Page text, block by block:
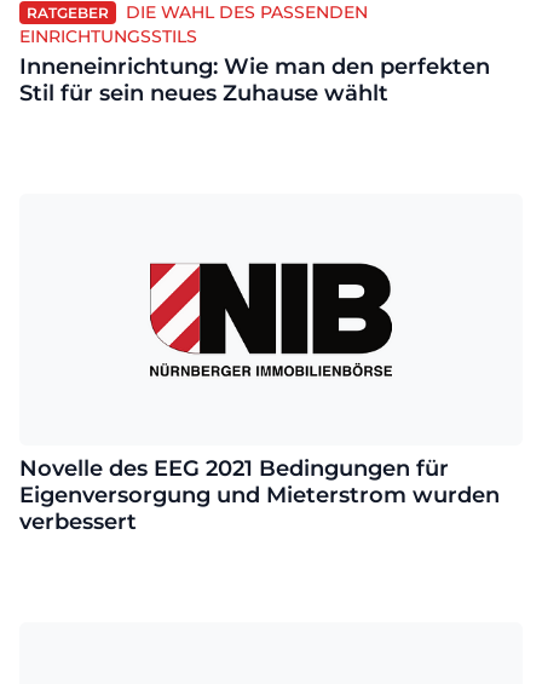
RATGEBER
DIE WAHL DES PASSENDEN
EINRICHTUNGSSTILS
Inneneinrichtung: Wie man den perfekten
Stil für sein neues Zuhause wählt
Novelle des EEG 2021 Bedingungen für
Eigenversorgung und Mieterstrom wurden
verbessert